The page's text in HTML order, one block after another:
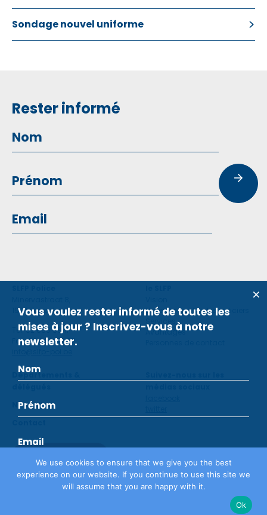
Sondage nouvel uniforme
We use cookies to ensure that we give you the best
experience on our website. If you continue to use this site we
will assume that you are happy with it.
Ok
Rester informé
1930 Zaventem
Tel: 02 660 59 11
Fax: 02 660 50 97
Violence contre des policiers
Avantages
Départements &
Nouvelles
Vous voulez rester informé de toutes les
mises à jour ? Inscrivez-vous à notre
newsletter.